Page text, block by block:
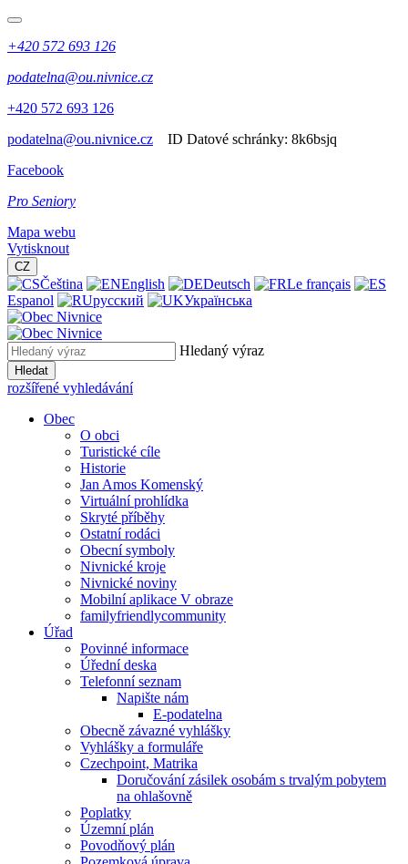
+420 572 693 126
podatelna@ou.nivnice.cz
+420 572 693 126
podatelna@ou.nivnice.cz
ID Datové schránky: 8k6bsjq
Facebook
Pro Seniory
Mapa webu
Vytisknout
CZ
Čeština English Deutsch
Le français
Espanol
русский Українська
Hledaný výraz
Hledat
rozšířené vyhledávání
Obec
O obci
Turistické cíle
Historie
Jan Amos Komenský
Virtuální prohlídka
Skryté příběhy
Ostatní rodáci
Obecní symboly
Nivnické kroje
Nivnické noviny
Mobilní aplikace V obraze
familyfriendlycommunity
Úřad
Povinné informace
Úřední deska
Telefonní seznam
Napište nám
E-podatelna
Obecně závazné vyhlášky
Vyhlášky a formuláře
Czechpoint, Matrika
Doručování zásilek osobám s trvalým pobytem
na ohlašovně
Poplatky
Územní plán
Povodňový plán